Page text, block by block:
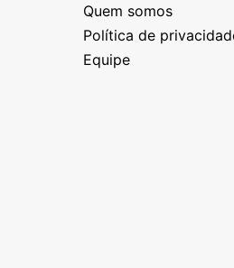
Quem somos
Política de
Equipe